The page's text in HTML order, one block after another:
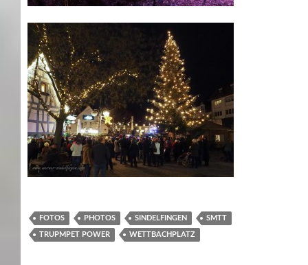
FOTOS PHOTOS SINDELFINGEN SMTT
TRUPMPET POWER WETTBACHPLATZ